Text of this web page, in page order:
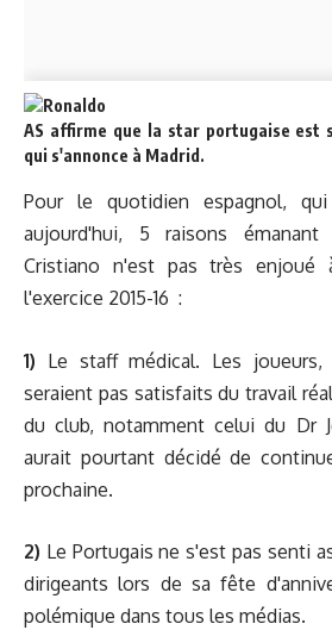
AS affirme que la star portugaise est
qui s'annonce à Madrid.
Pour le quotidien espagnol,
aujourd'hui, 5 raisons
Cristiano n'est pas très enjoué
l'exercice 2015-16 :
1) Le staff médical. Les
seraient pas satisfaits du travail
du club, notamment celui du Dr
aurait pourtant décidé de
prochaine.
2) Le Portugais ne s'est pas senti
dirigeants lors de sa fête
polémique dans tous les médias.